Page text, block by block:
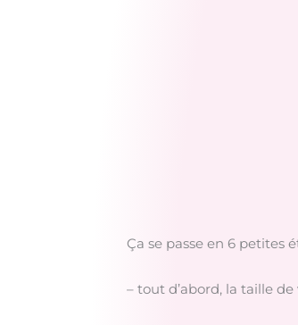
Ça se passe en 6 petites
– tout d’abord, la taille